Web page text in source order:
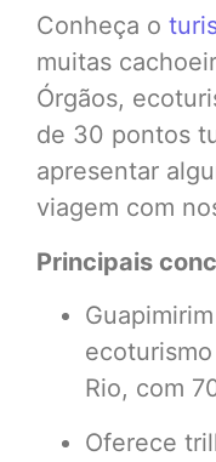
Conheça o
muitas
Órgãos,
de 30 pontos
apresentar
viagem com
Principais
Rio, com
Oferece